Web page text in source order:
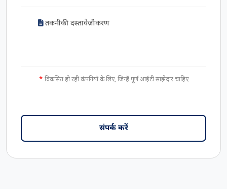
तकनीकी दस्तावेज़ीकरण
विकसित हो रही कंपनियों के लिए, जिन्हें पूर्ण आईटी साझेदार चाहिए
संपर्क करें